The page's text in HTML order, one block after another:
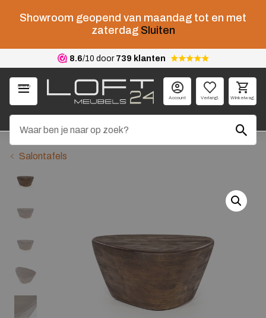
Showroom geopend van maandag tot en met
zaterdag Sluiten
8.6/10 door 739 klanten
Menu
Account Verlangl. Winkelwag.
Salontafels